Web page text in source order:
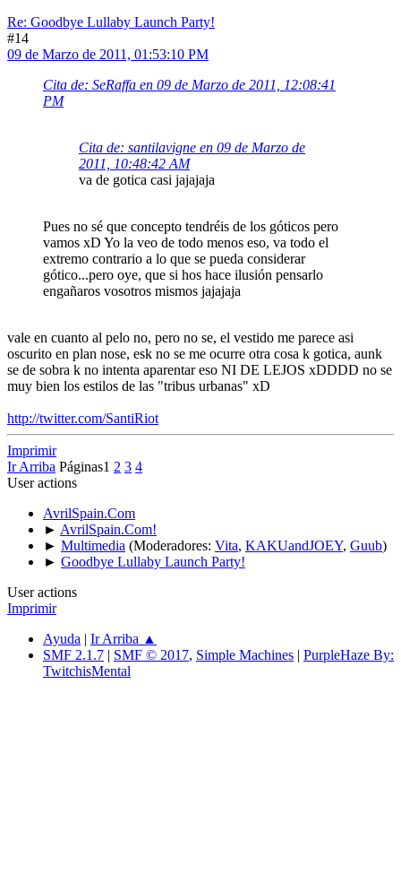
Re: Goodbye Lullaby Launch Party!
#14
09 de Marzo de 2011, 01:53:10 PM
Cita de: SeRaffa en 09 de Marzo de 2011, 12:08:41
PM
Cita de: santilavigne en 09 de Marzo de
2011, 10:48:42 AM
va de gotica casi jajajaja
Pues no sé que concepto tendréis de los góticos pero
vamos xD Yo la veo de todo menos eso, va todo el
extremo contrario a lo que se pueda considerar
gótico...pero oye, que si hos hace ilusión pensarlo
engañaros vosotros mismos jajajaja
vale en cuanto al pelo no, pero no se, el vestido me parece asi
oscurito en plan nose, esk no se me ocurre otra cosa k gotica, aunk
se de sobra k no intenta aparentar eso NI DE LEJOS xDDDD no se
muy bien los estilos de las "tribus urbanas" xD
http://twitter.com/SantiRiot
Imprimir
Ir Arriba Páginas1 2 3 4
User actions
AvrilSpain.Com
► AvrilSpain.Com!
► Multimedia (Moderadores: Vita, KAKUandJOEY, Guub)
► Goodbye Lullaby Launch Party!
User actions
Imprimir
Ayuda | Ir Arriba ▲
SMF 2.1.7 | SMF © 2017, Simple Machines | PurpleHaze By:
TwitchisMental